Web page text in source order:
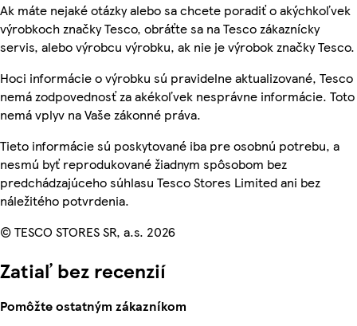
Ak máte nejaké otázky alebo sa chcete poradiť o akýchkoľvek
výrobkoch značky Tesco, obráťte sa na Tesco zákaznícky
servis, alebo výrobcu výrobku, ak nie je výrobok značky Tesco.
Hoci informácie o výrobku sú pravidelne aktualizované, Tesco
nemá zodpovednosť za akékoľvek nesprávne informácie. Toto
nemá vplyv na Vaše zákonné práva.
Tieto informácie sú poskytované iba pre osobnú potrebu, a
nesmú byť reprodukované žiadnym spôsobom bez
predchádzajúceho súhlasu Tesco Stores Limited ani bez
náležitého potvrdenia.
© TESCO STORES SR, a.s. 2026
Zatiaľ bez recenzií
Pomôžte ostatným zákazníkom